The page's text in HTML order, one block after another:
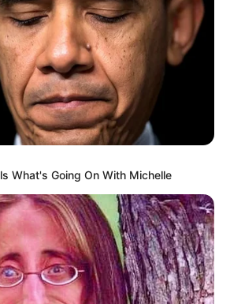
What's Going On With Michelle